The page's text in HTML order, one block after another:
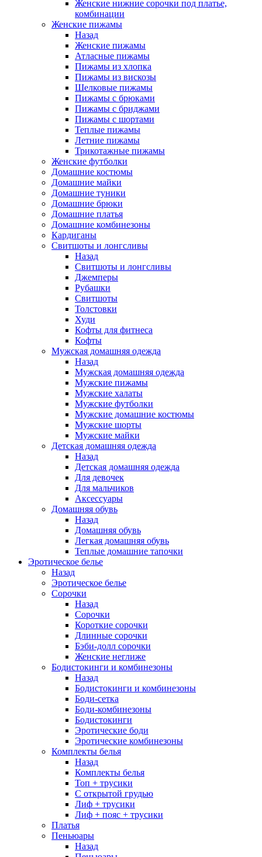
Женские нижние сорочки под платье,
комбинации
Женские пижамы
Назад
Женские пижамы
Атласные пижамы
Пижамы из хлопка
Пижамы из вискозы
Шелковые пижамы
Пижамы с брюками
Пижамы с бриджами
Пижамы с шортами
Теплые пижамы
Летние пижамы
Трикотажные пижамы
Женские футболки
Домашние костюмы
Домашние майки
Домашние туники
Домашние брюки
Домашние платья
Домашние комбинезоны
Кардиганы
Свитшоты и лонгсливы
Назад
Свитшоты и лонгсливы
Джемперы
Рубашки
Свитшоты
Толстовки
Худи
Кофты для фитнеса
Кофты
Мужская домашняя одежда
Назад
Мужская домашняя одежда
Мужские пижамы
Мужские халаты
Мужские футболки
Мужские домашние костюмы
Мужские шорты
Мужские майки
Детская домашняя одежда
Назад
Детская домашняя одежда
Для девочек
Для мальчиков
Аксессуары
Домашняя обувь
Назад
Домашняя обувь
Легкая домашняя обувь
Теплые домашние тапочки
Эротическое белье
Назад
Эротическое белье
Сорочки
Назад
Сорочки
Короткие сорочки
Длинные сорочки
Бэби-долл сорочки
Женские неглиже
Бодистокинги и комбинезоны
Назад
Бодистокинги и комбинезоны
Боди-сетка
Боди-комбинезоны
Бодистокинги
Эротические боди
Эротические комбинезоны
Комплекты белья
Назад
Комплекты белья
Топ + трусики
С открытой грудью
Лиф + трусики
Лиф + пояс + трусики
Платья
Пеньюары
Назад